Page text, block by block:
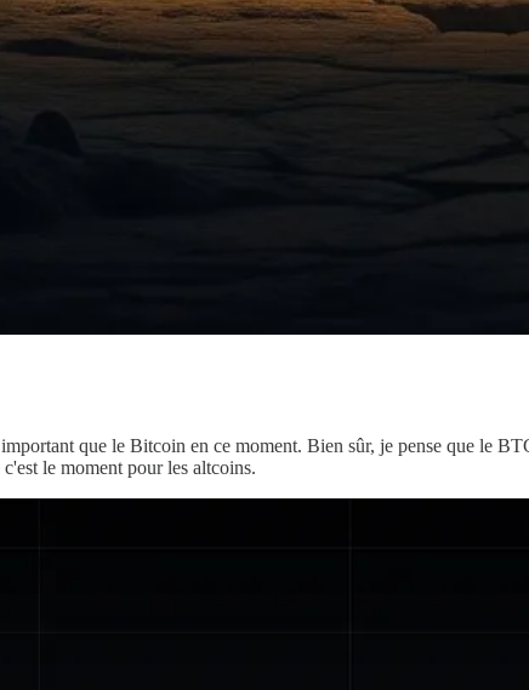
que le Bitcoin en ce moment. Bien sûr, je pense que le
le moment pour les altcoins.